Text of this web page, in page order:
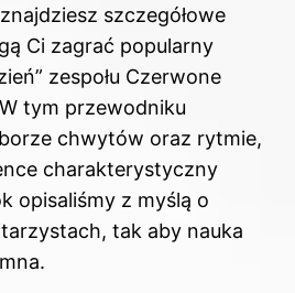
szczegółowe
Ci zagrać popularny
zespołu Czerwone
tym przewodniku
chwytów oraz rytmie,
charakterystyczny
opisaliśmy z myślą o
tak aby nauka